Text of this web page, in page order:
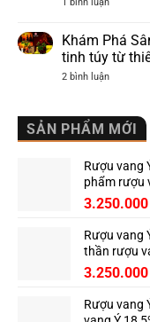
vị
danh
Chateau
Cap
de
–
Grand
Cru
Classé
Saint-
Émilion
Khám Phá
tinh túy từ
2 bình luậnở
Ngọc
Linh
–
bảo
đại
tinh
thiên
nhiên
SẢN PHẨM MỚI
Rượu vang
phẩm rượu
3.250.000
Rượu vang
thần rượu
3.250.000
Rượu vang